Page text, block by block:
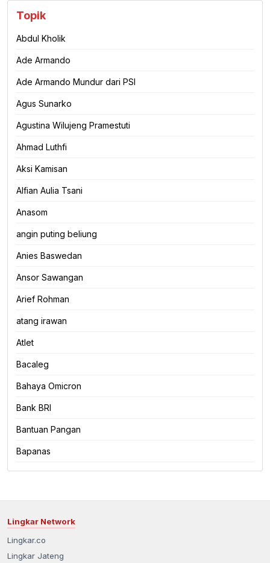
Topik
Abdul Kholik
Ade Armando
Ade Armando Mundur dari PSI
Agus Sunarko
Agustina Wilujeng Pramestuti
Ahmad Luthfi
Aksi Kamisan
Alfian Aulia Tsani
Anasom
angin puting beliung
Anies Baswedan
Ansor Sawangan
Arief Rohman
atang irawan
Atlet
Bacaleg
Bahaya Omicron
Bank BRI
Bantuan Pangan
Bapanas
Lingkar Network
Lingkar.co
Lingkar Jateng